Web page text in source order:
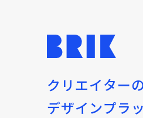
クリエイター
デザインプラ